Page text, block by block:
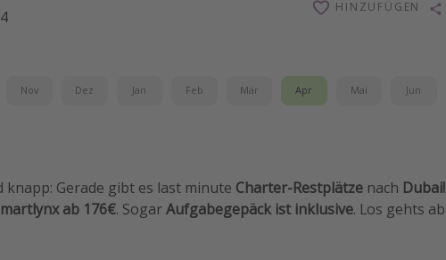
HINZUFÜGEN
Nov Dez Jan Feb Mär Apr Mai Jun
knapp: Gerade gibt es last minute Charter-Restplätze nach Dubai!
ab 176€. SogarAufgabegepäck ist inklusive. Los gehts ab